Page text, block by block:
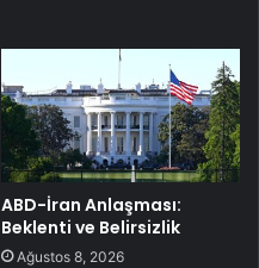
ABD-İran Anlaşması:
Beklenti ve Belirsizlik
Ağustos 8, 2026